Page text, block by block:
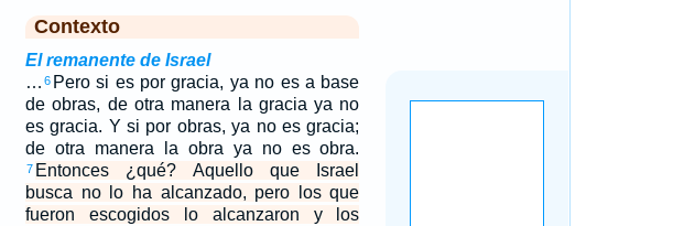
Contexto
El remanente de Israel
… 6 Pero si es por gracia, ya no es a base
de obras, de otra manera la gracia ya no
es gracia. Y si por obras, ya no es gracia;
de otra manera la obra ya no es obra.
7 Entonces ¿qué? Aquello que Israel
busca no lo ha alcanzado, pero los que
fueron escogidos lo alcanzaron y los